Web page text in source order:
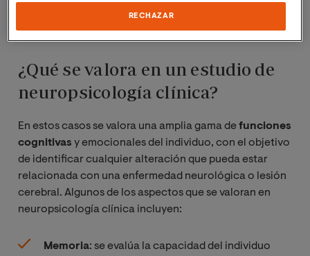
¿Qué se valora en un estudio de
neuropsicología clínica?
En estos casos se valora una amplia gama defunciones
cognitivas y emocionales del individuo, con el objetivo
de identificar cualquier alteración que pueda estar
relacionada con una enfermedad neurológica o lesión
cerebral. Algunos de los aspectos que se valoran en
neuropsicología clínica incluyen:
Memoria: se evalúa la capacidad del individuo
RECHAZAR